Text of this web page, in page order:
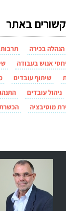
קשורים באתר
הנהלה בכירה
תרבות
יחסי אנוש בעבודה
שיתוף עובדים
ניהול עובדים
מוטיבציה